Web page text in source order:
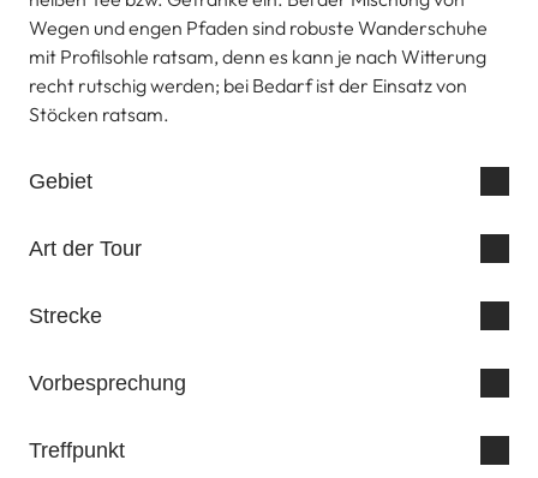
Wegen und engen Pfaden sind robuste Wanderschuhe
mit Profilsohle ratsam, denn es kann je nach Witterung
recht rutschig werden; bei Bedarf ist der Einsatz von
Stöcken ratsam.
Gebiet
Art der Tour
Strecke
Vorbesprechung
Treffpunkt